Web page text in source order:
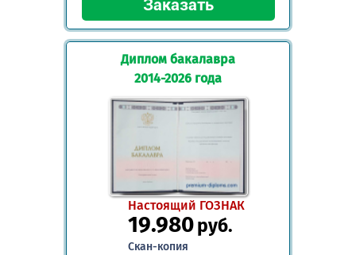
Диплом бакалавра
2014-2026 года
Настоящий ГОЗНАК
19.980руб.
Скан-копия